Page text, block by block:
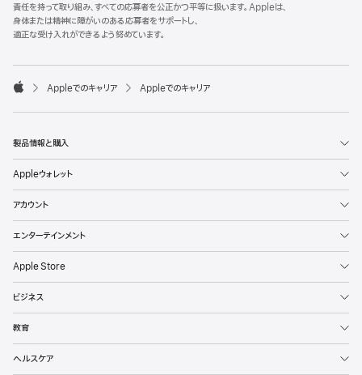
p
l
e
o
t
責任を持って取り組み、すべての応募者を公正かつ平等に扱います。Appleは、
身体または精神に障がいのある応募者をサポートし、
適正な受け入れができるよう努めています。

p
l
Appleでのキャリア Appleでのキャリア
製品情報と購入
Appleウォレット
アカウント
エンターテインメント
Apple Store
ビジネス
教育
ヘルスケア